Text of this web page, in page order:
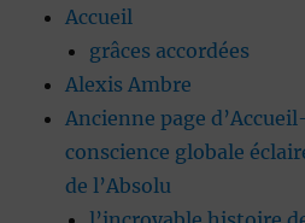
Accueil
grâces accordées
Alexis Ambre
Ancienne page
conscience globale
de l’Absolu